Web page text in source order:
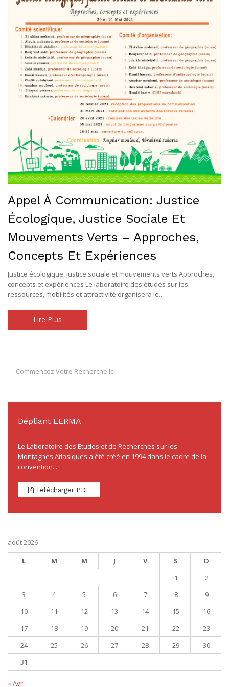
Appel À Communication: Justice
Écologique, Justice Sociale Et
Mouvements Verts – Approches,
Concepts Et Expériences
Justice écologique, justice sociale et mouvements verts Approches,
concepts et expériences Le laboratoire des études sur les
ressources, mobilités et attractivité organisera le...
Lire Plus
Dépliant LERMA
Le Laboratoire des Etudes et de Recherches sur les
Montagnes Atlasiques a été créé en 1994 dans le cadre de la
convention...
Télécharger PDF
août 2026
L
M M J V S
D
1
2
3
4 5 6 7 8
9
10
11 12 13 14 15
16
17
18 19 20 21 22
23
24
25 26 27 28 29
30
31
« Avr